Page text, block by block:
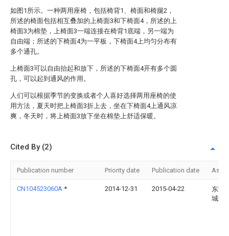
如图1所示。一种两用座椅，包括椅背1、椅面和椅腿2，
所述的椅面包括相互叠加的上椅面3和下椅面4，所述的上
椅面3为棉垫，上椅面3一端连接在椅背1底端，另一端为
自由端；所述的下椅面4为一平板，下椅面4上均匀分布有
多个通孔。
上椅面3可以自由抬起和放下，所述的下椅面4开有多个圆
孔，可以起到通风的作用。
人们可以根据季节的变换或者个人喜好选择两用座椅的使
用方法，夏天时把上椅面3折上去，坐在下椅面4上通风凉
爽，冬天时，将上椅面3放下坐在棉垫上舒适保暖。
Cited By (2)
Publication number Priority date Publication date
CN104523060A * 2014-12-31 2015-04-22
东莞
城医